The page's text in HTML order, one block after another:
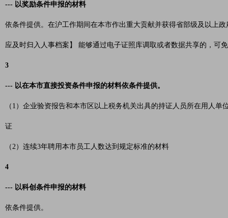
--- 以奖励条件申报的材料
依条件提供。在沪工作期间在本市作出重大贡献并获得省部级及以上
应及时归入人事档案】 能够通过电子证照库调取或者数据共享的，可
3
--- 以在本市直接投资条件申报的材料依条件提供。
（1）企业验资报告和本市区以上税务机关出具的持证人员所在用人
证
（2）连续3年聘用本市员工人数达到规定标准的材料
4
--- 以科创条件申报的材料
依条件提供。